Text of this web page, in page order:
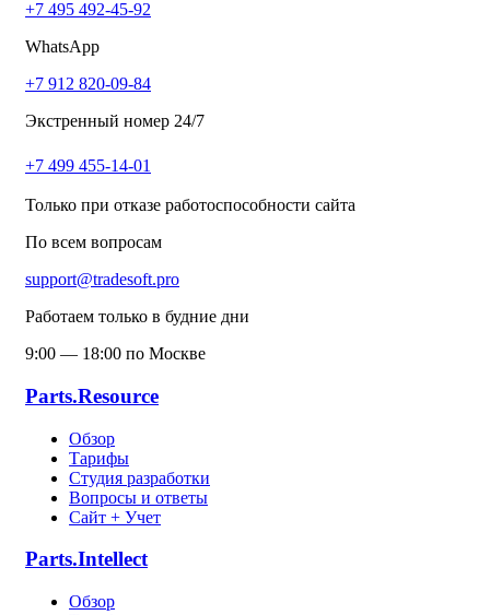
+7 495 492-45-92
WhatsApp
+7 912 820-09-84
Экстренный номер 24/7
+7 499 455-14-01
Только при отказе работоспособности сайта
По всем вопросам
support@tradesoft.pro
Работаем только в будние дни
9:00 — 18:00 по Москве
Parts.Resource
Обзор
Тарифы
Студия разработки
Вопросы и ответы
Сайт + Учет
Parts.Intellect
Обзор